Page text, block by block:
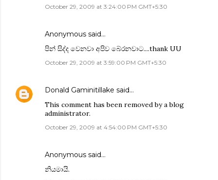
October 29, 2009 at 3:24:00 PM GMT+5:30
Anonymous said…
පින් සිද්ද වෙනවා අපිව බේරනවාට....thank UU
October 29, 2009 at 3:59:00 PM GMT+5:30
Donald Gaminitillake said…
This comment has been removed by a blog
administrator.
October 29, 2009 at 4:54:00 PM GMT+5:30
Anonymous said…
නියමායි.